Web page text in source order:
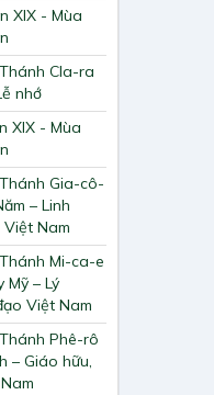
XIX - Mùa
Cla-ra
nhớ
XIX - Mùa
Gia-cô-
– Linh
Nam
Mi-ca-e
Mỹ – Lý
Việt Nam
Phê-rô
– Giáo hữu,